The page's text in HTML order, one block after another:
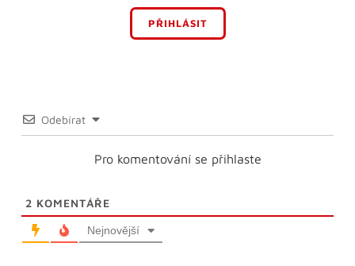
PŘIHLÁSIT
Odebírat
Pro komentování se přihlaste
2 KOMENTÁŘE
Nejnovější